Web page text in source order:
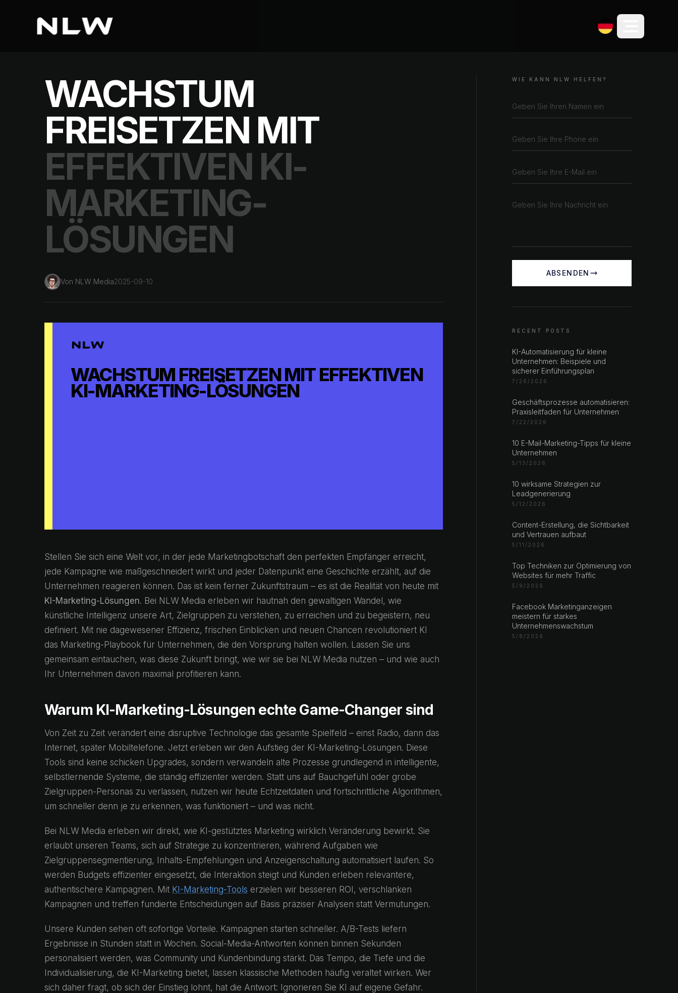
WACHSTUM
FREISETZEN MIT
EFFEKTIVEN KI-
MARKETING-
LÖSUNGEN
Von NLW Media2025-09-10
WACHSTUM FREISETZEN MIT EFFEKTIVEN
KI-MARKETING-LÖSUNGEN
Stellen Sie sich eine Welt vor, in der jede Marketingbotschaft den perfekten Empfänger erreicht,
jede Kampagne wie maßgeschneidert wirkt und jeder Datenpunkt eine Geschichte erzählt, auf die
Unternehmen reagieren können. Das ist kein ferner Zukunftstraum – es ist die Realität von heute mit
KI-Marketing-Lösungen. Bei NLW Media erleben wir hautnah den gewaltigen Wandel, wie
künstliche Intelligenz unsere Art, Zielgruppen zu verstehen, zu erreichen und zu begeistern, neu
definiert. Mit nie dagewesener Effizienz, frischen Einblicken und neuen Chancen revolutioniert KI
das Marketing-Playbook für Unternehmen, die den Vorsprung halten wollen. Lassen Sie uns
gemeinsam eintauchen, was diese Zukunft bringt, wie wir sie bei NLW Media nutzen – und wie auch
Ihr Unternehmen davon maximal profitieren kann.
Warum KI-Marketing-Lösungen echte Game-Changer sind
Von Zeit zu Zeit verändert eine disruptive Technologie das gesamte Spielfeld – einst Radio, dann das
Internet, später Mobiltelefone. Jetzt erleben wir den Aufstieg der KI-Marketing-Lösungen. Diese
Tools sind keine schicken Upgrades, sondern verwandeln alte Prozesse grundlegend in intelligente,
selbstlernende Systeme, die ständig effizienter werden. Statt uns auf Bauchgefühl oder grobe
Zielgruppen-Personas zu verlassen, nutzen wir heute Echtzeitdaten und fortschrittliche Algorithmen,
um schneller denn je zu erkennen, was funktioniert – und was nicht.
Bei NLW Media erleben wir direkt, wie KI-gestütztes Marketing wirklich Veränderung bewirkt. Sie
erlaubt unseren Teams, sich auf Strategie zu konzentrieren, während Aufgaben wie
Zielgruppensegmentierung, Inhalts-Empfehlungen und Anzeigenschaltung automatisiert laufen. So
werden Budgets effizienter eingesetzt, die Interaktion steigt und Kunden erleben relevantere,
authentischere Kampagnen. Mit KI-Marketing-Tools erzielen wir besseren ROI, verschlanken
Kampagnen und treffen fundierte Entscheidungen auf Basis präziser Analysen statt Vermutungen.
Unsere Kunden sehen oft sofortige Vorteile. Kampagnen starten schneller. A/B-Tests liefern
Ergebnisse in Stunden statt in Wochen. Social-Media-Antworten können binnen Sekunden
personalisiert werden, was Community und Kundenbindung stärkt. Das Tempo, die Tiefe und die
Individualisierung, die KI-Marketing bietet, lassen klassische Methoden häufig veraltet wirken. Wer
sich daher fragt, ob sich der Einstieg lohnt, hat die Antwort: Ignorieren Sie KI auf eigene Gefahr.
WIE KANN NLW HELFEN?
ABSENDEN
RECENT POSTS
KI-Automatisierung für kleine
Unternehmen: Beispiele und
sicherer Einführungsplan
7/26/2026
Geschäftsprozesse automatisieren:
Praxisleitfaden für Unternehmen
7/22/2026
10 E-Mail-Marketing-Tipps für kleine
Unternehmen
5/13/2026
10 wirksame Strategien zur
Leadgenerierung
5/12/2026
Content-Erstellung, die Sichtbarkeit
und Vertrauen aufbaut
5/11/2026
Top Techniken zur Optimierung von
Websites für mehr Traffic
5/9/2026
Facebook Marketinganzeigen
meistern für starkes
Unternehmenswachstum
5/8/2026